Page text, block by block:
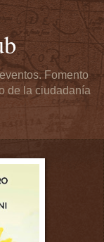
Fomento
de la ciudadanía